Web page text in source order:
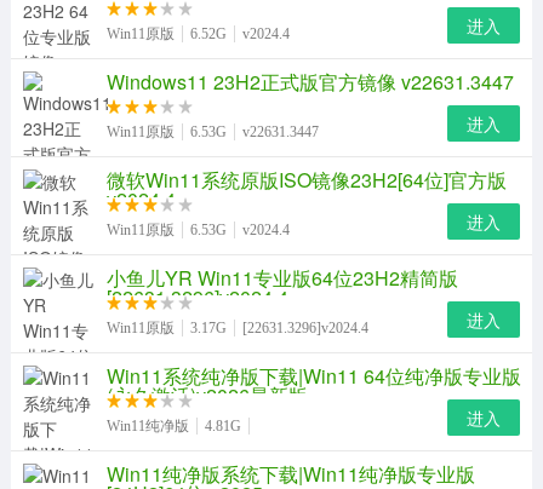
Win11原版 6.52G v2024.4 进入
Windows11 23H2正式版官方镜像 v22631.3447
Win11原版 6.53G v22631.3447 进入
微软Win11系统原版ISO镜像23H2[64位]官方版
v2024.4
Win11原版 6.53G v2024.4 进入
小鱼儿YR Win11专业版64位23H2精简版
[22631.3296]v2024.4
Win11原版 3.17G [22631.3296]v2024.4 进入
Win11系统纯净版下载|Win11 64位纯净版专业版
(永久激活)v2026最新版
Win11纯净版 4.81G 进入
Win11纯净版系统下载|Win11纯净版专业版